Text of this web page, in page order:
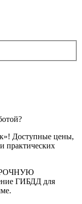
Доступные цены,
практических
ГИБДД для